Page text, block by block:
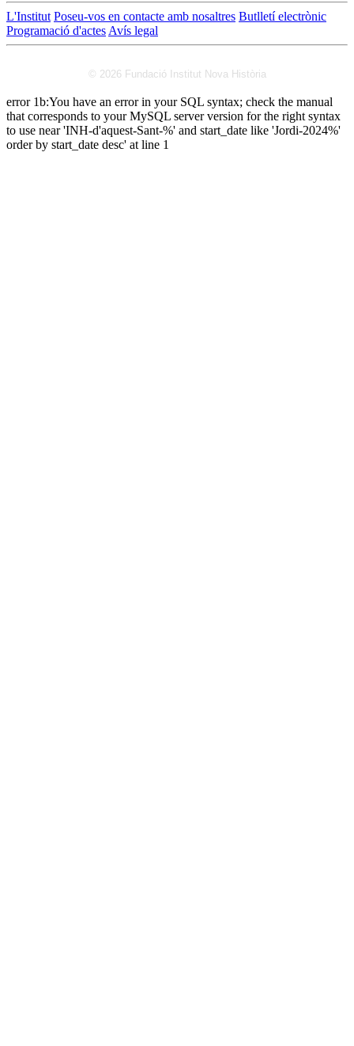
L'Institut Poseu-vos en contacte amb nosaltres Butlletí electrònic
Programació d'actes Avís legal
© 2026 Fundació Institut Nova Història
error 1b:You have an error in your SQL syntax; check the manual
that corresponds to your MySQL server version for the right syntax
to use near 'INH-d'aquest-Sant-%' and start_date like 'Jordi-2024%'
order by start_date desc' at line 1